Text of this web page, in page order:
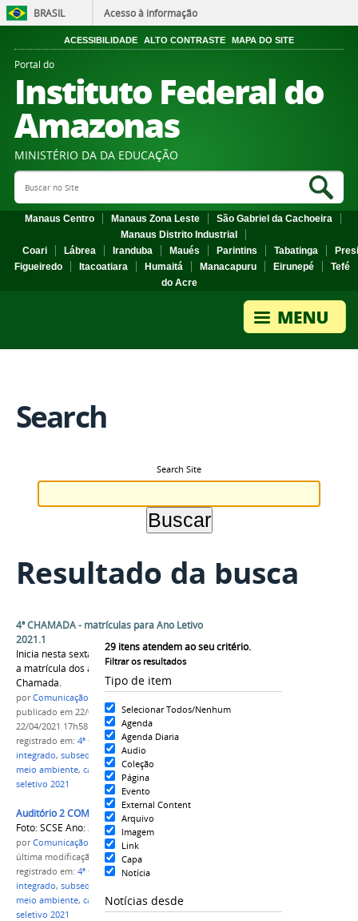
BRASIL Acesso à informação
ACESSIBILIDADE ALTO CONTRASTE MAPA DO SITE
Portal do
Instituto Federal do
Amazonas
MINISTÉRIO DA DA EDUCAÇÃO
Search Site
Manaus Centro Manaus Zona Leste
São Gabriel da Cachoeira
Manaus Distrito Industrial
Coari
Lábrea Iranduba Maués Parintins Tabatinga
Figueiredo
Itacoatiara Humaitá Manacapuru Eirunepé
Tefé
do Acre
Search
Search Site
Resultado da busca
29 itens atendem ao seu critério.
Filtrar os resultados
Tipo de item
Selecionar Todos/Nenhum
Agenda
Agenda Diaria
Audio
Coleção
Página
Evento
External Content
Arquivo
Imagem
Link
Capa
Notícia
Notícias desde
4ª CHAMADA - matrículas para Ano Letivo
2021.1
Inicia nesta sexta-feira, dia 23 de abril de 2021,
a matrícula dos alunos convocados na 4ª
Chamada.
porComunicação CPR
publicado em 22/04/2021—última modificaçãoem
22/04/2021 17h58
registrado em: 4ª CHAMADA,cursos técnicos
integrado, subsequente, administração
meio ambiente, campus Parintins
seletivo 2021
Auditório 2 COMPAC.jpg
Foto: SCSE Ano: 2019
porComunicação CPR
última modificação
em 22/04/2021 17h23
registrado em: 4ª CHAMADA,cursos técnicos
integrado, subsequente
meio ambiente, campus Parintins,IFAM,
seletivo 2021